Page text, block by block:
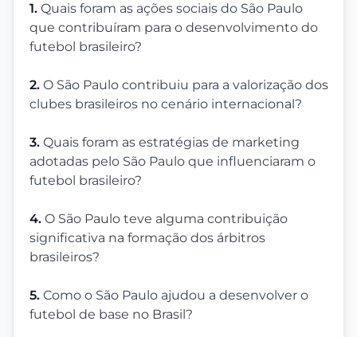
1. Quais foram as ações sociais do São Paulo
que contribuíram para o desenvolvimento do
futebol brasileiro?
2. O São Paulo contribuiu para a valorização dos
clubes brasileiros no cenário internacional?
3. Quais foram as estratégias de marketing
adotadas pelo São Paulo que influenciaram o
futebol brasileiro?
4. O São Paulo teve alguma contribuição
significativa na formação dos árbitros
brasileiros?
5. Como o São Paulo ajudou a desenvolver o
futebol de base no Brasil?